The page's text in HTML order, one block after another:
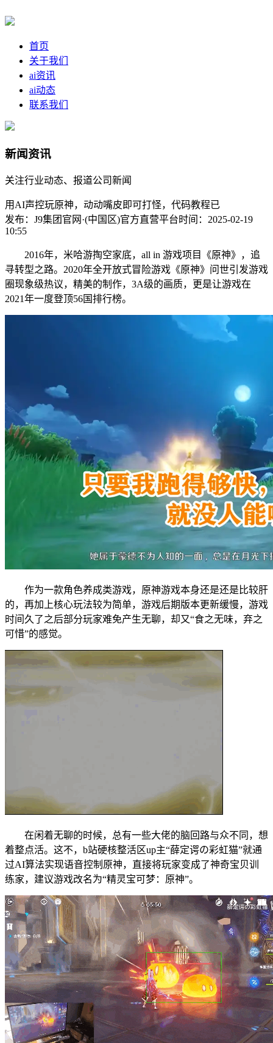
首页
关于我们
ai资讯
ai动态
联系我们
新闻资讯
关注行业动态、报道公司新闻
用AI声控玩原神，动动嘴皮即可打怪，代码教程已
发布：J9集团官网·(中国区)官方直营平台时间：2025-02-19
10:55
2016年，米哈游掏空家底，all in 游戏项目《原神》，追
寻转型之路。2020年全开放式冒险游戏《原神》问世引发游戏
圈现象级热议，精美的制作，3A级的画质，更是让游戏在
2021年一度登顶56国排行榜。
作为一款角色养成类游戏，原神游戏本身还是还是比较肝
的，再加上核心玩法较为简单，游戏后期版本更新缓慢，游戏
时间久了之后部分玩家难免产生无聊，却又“食之无味，弃之
可惜”的感觉。
在闲着无聊的时候，总有一些大佬的脑回路与众不同，想
着整点活。这不，b站硬核整活区up主“薛定谔の彩虹猫”就通
过AI算法实现语音控制原神，直接将玩家变成了神奇宝贝训
练家，建议游戏改名为“精灵宝可梦：原神”。